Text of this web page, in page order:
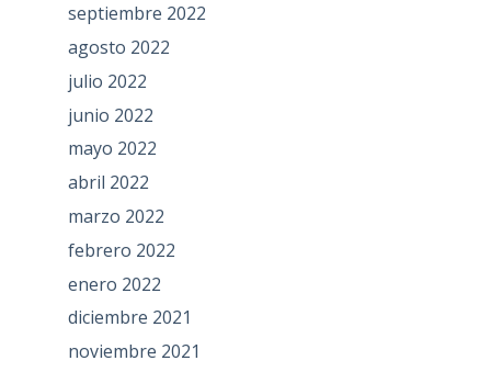
septiembre 2022
agosto 2022
julio 2022
junio 2022
mayo 2022
abril 2022
marzo 2022
febrero 2022
enero 2022
diciembre 2021
noviembre 2021